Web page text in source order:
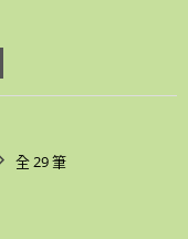
全 29 筆